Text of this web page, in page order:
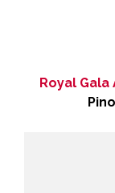
Royal Gala